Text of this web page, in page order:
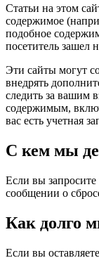
Статьи на этом
содержимое
подобное
посетитель зашел
Эти сайты могут
внедрять
следить за вашим
содержимым,
вас есть учетная
С кем мы
Если вы запросите
сообщении о
Как долго
Если вы